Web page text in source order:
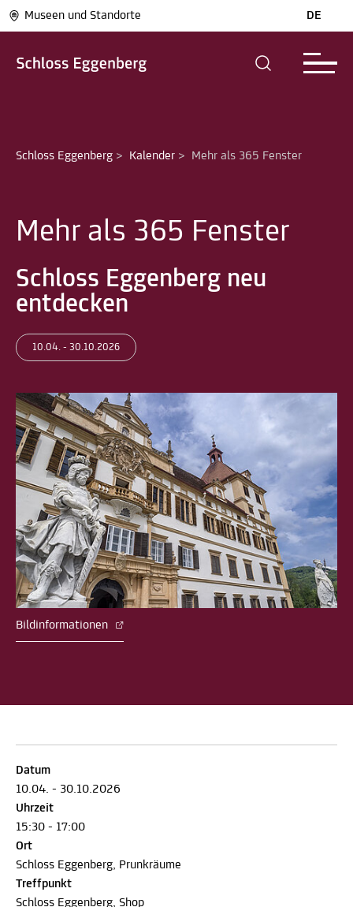
Museen und Standorte DE
Schloss Eggenberg > Kalender > Mehr als 365 Fenster
Mehr als 365 Fenster
Schloss Eggenberg neu
entdecken
10.04. - 30.10.2026
Bildinformationen
Datum
10.04. - 30.10.2026
Uhrzeit
15:30 - 17:00
Ort
Schloss Eggenberg, Prunkräume
Treffpunkt
Schloss Eggenberg, Shop